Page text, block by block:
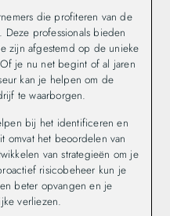
die profiteren van de
Deze professionals bieden
zijn afgestemd op de unieke
je nu net begint of al jaren
kan je helpen om de
te waarborgen.
bij het identificeren en
omvat het beoordelen van
van strategieën om je
risicobeheer kun je
beter opvangen en je
verliezen.